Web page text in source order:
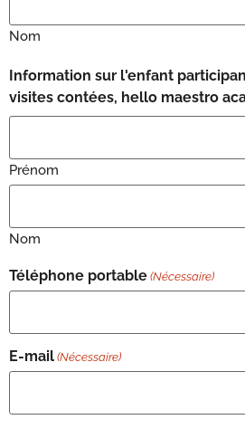
Nom
Information sur l'enfant
visites contées, hello maestro
Prénom
Nom
Téléphone portable (Nécessaire)
E-mail (Nécessaire)